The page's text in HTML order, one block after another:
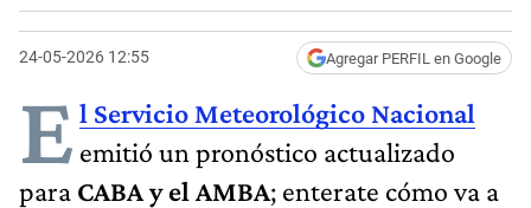
24-05-2026 12:55 Agregar PERFIL en Google
E l Servicio Meteorológico Nacional
emitió un pronóstico actualizado
para CABA y el AMBA; enterate cómo va a